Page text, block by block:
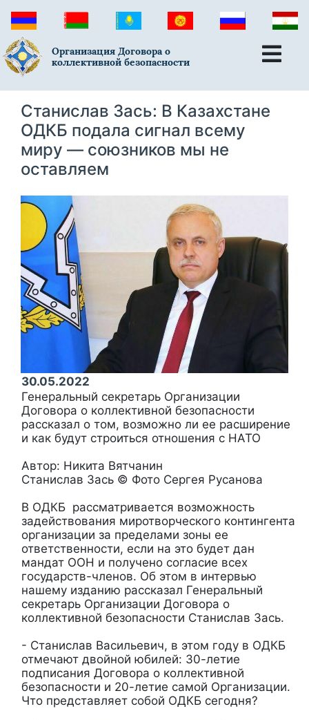
Организация Договора о
коллективной безопасности
Станислав Зась: В Казахстане
ОДКБ подала сигнал всему
миру — союзников мы не
оставляем
30.05.2022
Генеральный секретарь Организации
Договора о коллективной безопасности
рассказал о том, возможно ли ее расширение
и как будут строиться отношения с НАТО
Автор: Никита Вятчанин
Станислав Зась © Фото Сергея Русанова
В ОДКБ рассматривается возможность
задействования миротворческого контингента
организации за пределами зоны ее
ответственности, если на это будет дан
мандат ООН и получено согласие всех
государств-членов. Об этом в интервью
нашему изданию рассказал Генеральный
секретарь Организации Договора о
коллективной безопасности Станислав Зась.
- Станислав Васильевич, в этом году в ОДКБ
отмечают двойной юбилей: 30-летие
подписания Договора о коллективной
безопасности и 20-летие самой Организации.
Что представляет собой ОДКБ сегодня?